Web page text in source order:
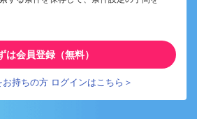
は会員登録（無料）
お持ちの方 ログインはこちら＞